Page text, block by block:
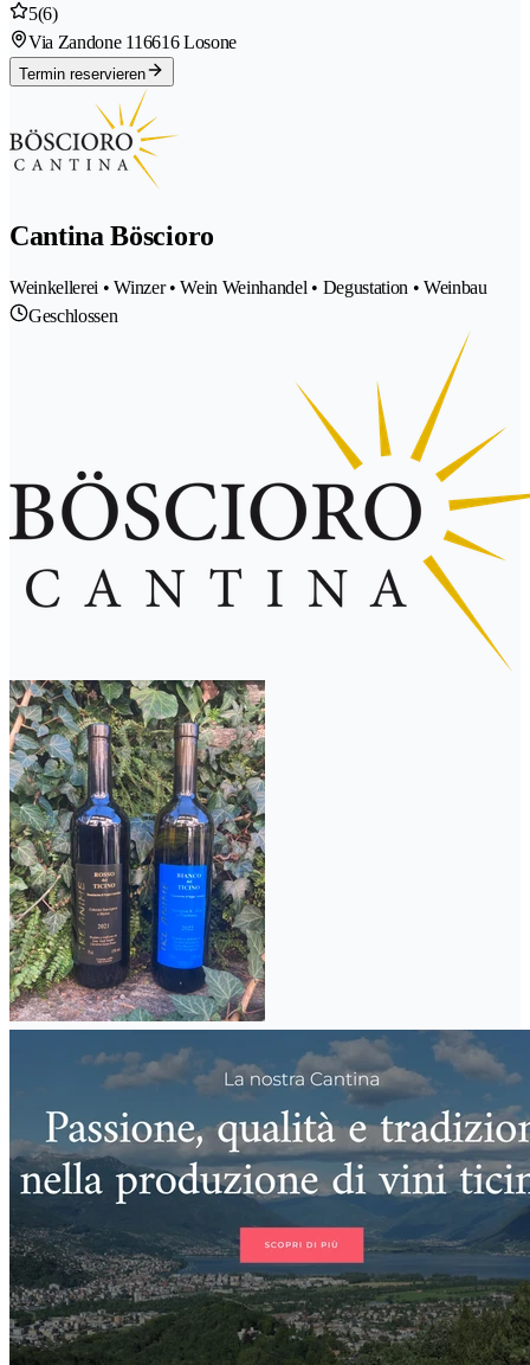
5(6)
Via Zandone 116616 Losone
Termin reservieren
Cantina Böscioro
Weinkellerei • Winzer • Wein Weinhandel • Degustation • Weinbau
Geschlossen